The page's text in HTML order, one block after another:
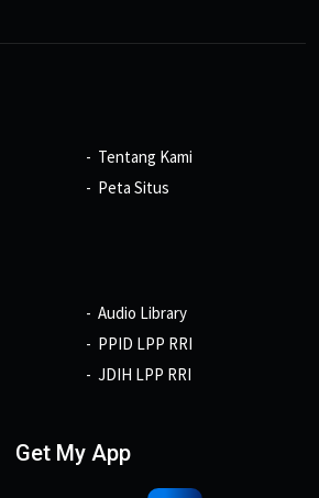
Tentang Kami
Peta Situs
Audio Library
PPID LPP RRI
JDIH LPP RRI
Get My App